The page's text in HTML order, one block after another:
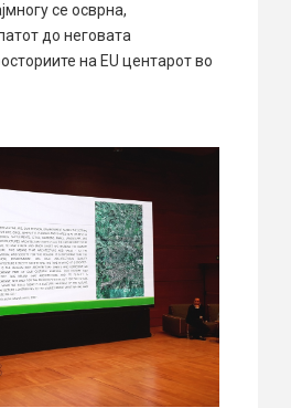
се осврна,
до неговата
на EU центарот во